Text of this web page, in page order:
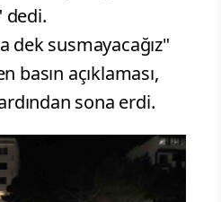
dedi.
dek susmayacağız"
basın açıklaması,
sona erdi.